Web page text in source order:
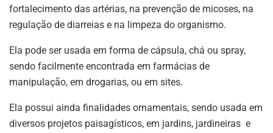
fortalecimento das artérias, na prevenção de micoses, na
regulação de diarreias e na limpeza do organismo.
Ela pode ser usada em forma de cápsula, chá ou spray,
sendo facilmente encontrada em farmácias de
manipulação, em drogarias, ou em sites.
Ela possui ainda finalidades ornamentais, sendo usada em
diversos projetos paisagísticos, em jardins, jardineiras e